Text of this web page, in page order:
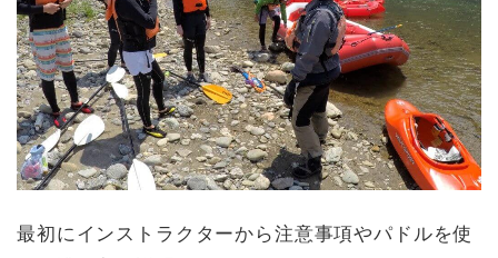
最初にインストラクターから注意事項やパドルを使